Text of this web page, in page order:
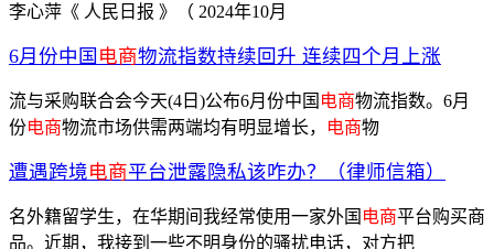
李心萍《 人民日报 》（ 2024年10月
6月份中国 电商物流指数持续回升 连续四个月上涨
流与采购联合会今天(4日)公布6月份中国 电商物流指数。6月
份电商物流市场供需两端均有明显增长， 电商物
遭遇跨境电商平台泄露隐私该咋办？（律师信箱）
名外籍留学生，在华期间我经常使用一家外国 电商平台购买商
品。近期，我接到一些不明身份的骚扰电话，对方把